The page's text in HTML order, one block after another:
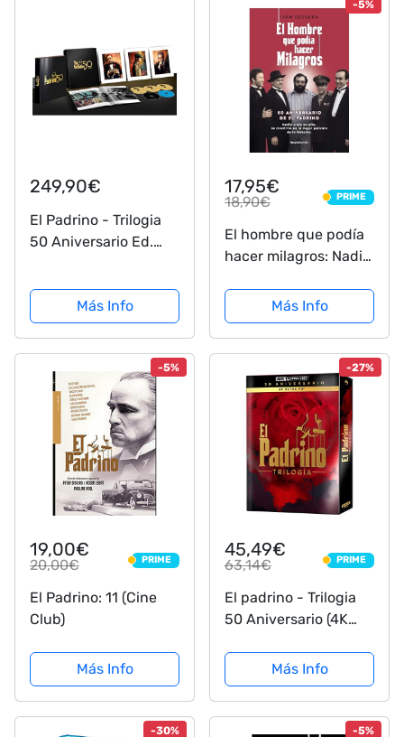
249,90€
El Padrino - Trilogia
50 Aniversario Ed.
Blu-ray) [Blu-ray]
Más Info
-5%
17,95€
18,90€ PRIME
PRIME
El hombre que podía
hacer milagros: Nadie
convirtió en la mejor
película de la historia
(No Ficción)
Más Info
-5%
19,00€
20,00€ PRIME
PRIME
El Padrino: 11 (Cine
Club)
Más Info
-27%
45,49€
63,14€ PRIME
PRIME
El padrino - Trilogia
50 Aniversario (4K
Más Info
-30% -5%